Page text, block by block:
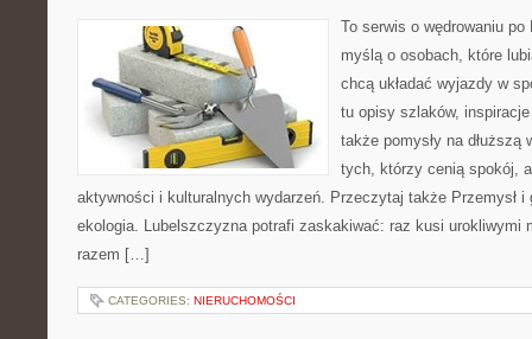
To serwis o wędrowaniu
myślą o osobach, które
chcą układać wyjazdy w
tu opisy szlaków,
także pomysły na dłuższą
tych, którzy cenią spokój,
aktywności i kulturalnych wydarzeń. Przeczytaj także Przemysł i
ekologia. Lubelszczyzna potrafi zaskakiwać: raz kusi urokliwymi
razem […]
CATEGORIES: NIERUCHOMOŚCI